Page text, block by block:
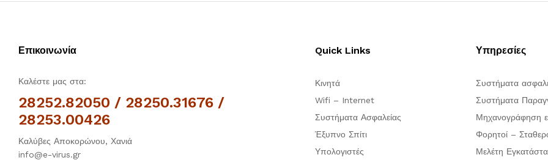
Επικοινωνία
Καλέστε μας στα:
28252.82050 / 28250.31676 /
28253.00426
Καλύβες Αποκορώνου, Χανιά
info@e-virus.gr
Quick Links
Κινητά
Wifi – Internet
Συστήματα Ασφαλείας
Έξυπνο Σπίτι
Υπολογιστές
Υπηρεσίες
Συστήματα
Συστήματα
Μηχανογράφηση
Φορητοί –
Μελέτη